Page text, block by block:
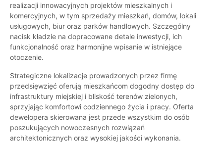
realizacji innowacyjnych projektów mieszkalnych i
komercyjnych, w tym sprzedaży mieszkań, domów, lokali
usługowych, biur oraz parków handlowych. Szczególny
nacisk kładzie na dopracowane detale inwestycji, ich
funkcjonalność oraz harmonijne wpisanie w istniejące
otoczenie.
Strategiczne lokalizacje prowadzonych przez firmę
przedsięwzięć oferują mieszkańcom dogodny dostęp do
infrastruktury miejskiej i bliskość terenów zielonych,
sprzyjając komfortowi codziennego życia i pracy. Oferta
dewelopera skierowana jest przede wszystkim do osób
poszukujących nowoczesnych rozwiązań
architektonicznych oraz wysokiej jakości wykonania.